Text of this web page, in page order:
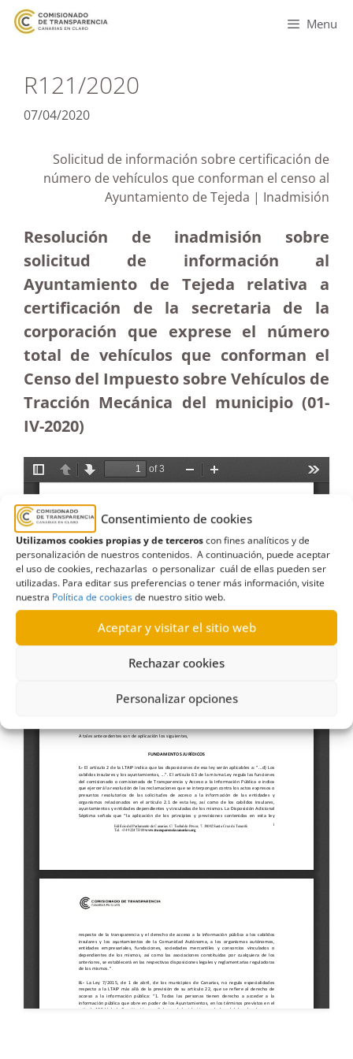
Consentimiento de cookies
Utilizamos cookies propias y de terceroscon fines analíticos y de
personalización de nuestros contenidos. A continuación, puede aceptar
el uso de cookies, rechazarlas o personalizar cuál de ellas pueden ser
utilizadas. Para editar sus preferencias o tener más información, visite
nuestra Política de cookiesde nuestro sitio web.
Aceptar y visitar el sitio web
Rechazar cookies
Personalizar opciones
Menu
R121/2020
07/04/2020
Solicitud de información sobre certificación de
número de vehículos que conforman el censo al
Ayuntamiento de Tejeda | Inadmisión
Resolución de inadmisión sobre
solicitud de información al
Ayuntamiento de Tejeda relativa a
certificación de la secretaria de la
corporación que exprese el número
total de vehículos que conforman el
Censo del Impuesto sobre Vehículos de
Tracción Mecánica del municipio (01-
IV-2020)